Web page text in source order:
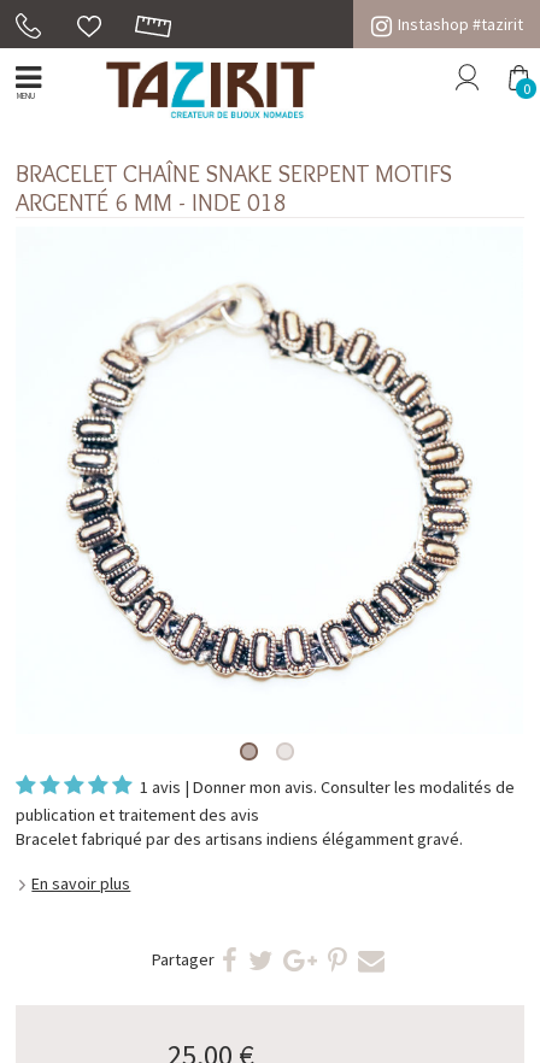
Instashop #tazirit
MENU 0
BRACELET CHAÎNE SNAKE SERPENT MOTIFS
ARGENTÉ 6 MM - INDE 018
1 avis |Donner mon avis. Consulter lesmodalités de
publication et traitement des avis
Bracelet fabriqué par des artisans indiens élégamment gravé.
En savoir plus
Partager
25,00 €